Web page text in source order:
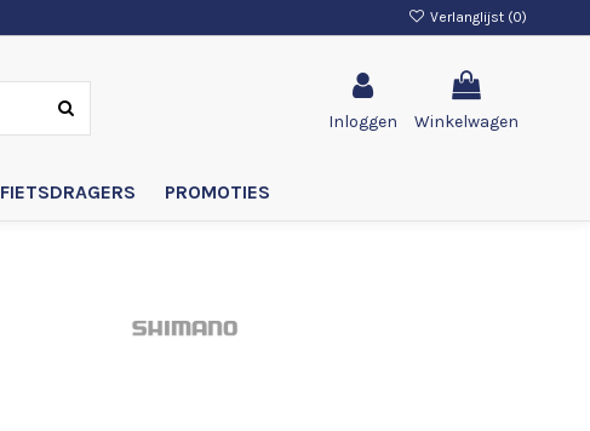
Verlanglijst (0)
Inloggen Winkelwagen
FIETSDRAGERS PROMOTIES